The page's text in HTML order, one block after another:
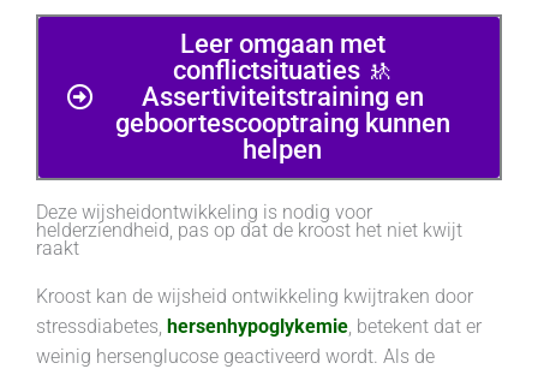
Leer omgaan met
conflictsituaties 🚸
Assertiviteitstraining en
geboortescooptraing kunnen
helpen
Deze wijsheidontwikkeling is nodig voor
helderziendheid, pas op dat de kroost het niet kwijt
raakt
Kroost kan de wijsheid ontwikkeling kwijtraken door
stressdiabetes, hersenhypoglykemie, betekent dat er
weinig hersenglucose geactiveerd wordt. Als de